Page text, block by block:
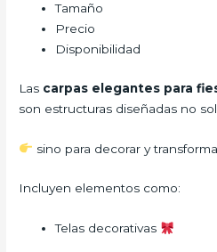
Tamaño
Precio
Disponibilidad
Las carpas elegantes para
son estructuras diseñadas no
sino para decorar y
Incluyen elementos como:
Telas decorativas